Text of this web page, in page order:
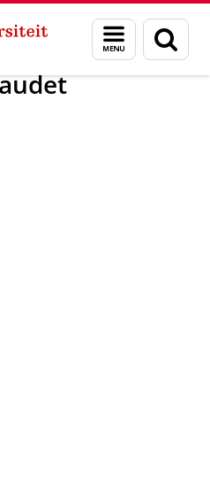
Menu
en
zoeken
Gaudet